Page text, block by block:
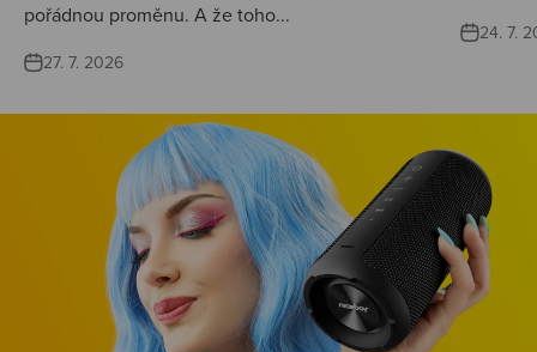
pořádnou proměnu. A že toho...
27. 7. 2026
24. 7.